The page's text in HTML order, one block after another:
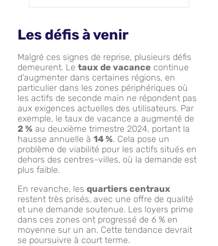
Les défis à venir
Malgré ces signes de reprise, plusieurs défis
demeurent. Le taux de vacance continue
d’augmenter dans certaines régions, en
particulier dans les zones périphériques où
les actifs de seconde main ne répondent pas
aux exigences actuelles des utilisateurs. Par
exemple, le taux de vacance a augmenté de
2 % au deuxième trimestre 2024, portant la
hausse annuelle à 14 %. Cela pose un
problème de viabilité pour les actifs situés en
dehors des centres-villes, où la demande est
plus faible.
En revanche, les quartiers centraux
restent très prisés, avec une offre de qualité
et une demande soutenue. Les loyers prime
dans ces zones ont progressé de 6 % en
moyenne sur un an. Cette tendance devrait
se poursuivre à court terme.